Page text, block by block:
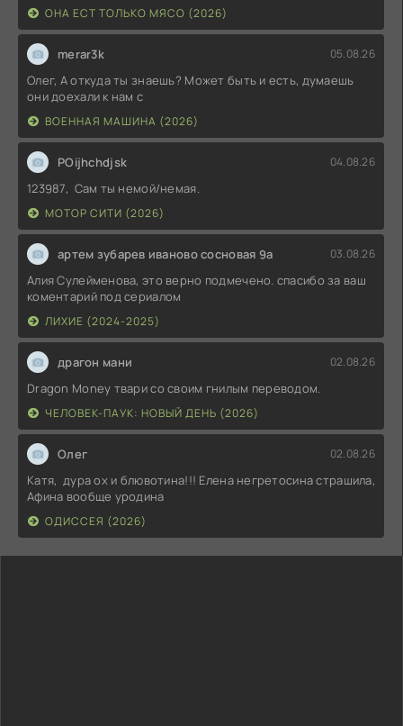
ОНА ЕСТ ТОЛЬКО МЯСО (2026)
merar3k 05.08.26
Олег, А откуда ты знаешь? Может быть и есть, думаешь
они доехали к нам с
ВОЕННАЯ МАШИНА (2026)
POijhchdjsk 04.08.26
123987, Сам ты немой/немая.
МОТОР СИТИ (2026)
артем зубарев иваново сосновая 9а 03.08.26
Алия Сулейменова, это верно подмечено. спасибо за ваш
коментарий под сериалом
ЛИХИЕ (2024-2025)
драгон мани 02.08.26
Dragon Money твари со своим гнилым переводом.
ЧЕЛОВЕК-ПАУК: НОВЫЙ ДЕНЬ (2026)
Олег 02.08.26
Катя, дура ох и блювотина!!! Елена негретосина страшила,
Афина вообще уродина
ОДИССЕЯ (2026)